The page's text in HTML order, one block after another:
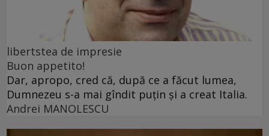
libertstea de impresie
Buon appetito!
Dar, apropo, cred că, după ce a făcut lumea,
Dumnezeu s-a mai gîndit puțin și a creat Italia.
Andrei MANOLESCU